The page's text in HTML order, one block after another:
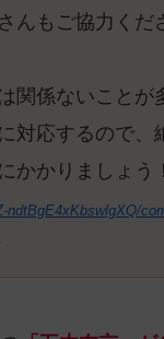
んもご協力くだ
関係ないこと
対応するので、
かかりましょう
ndtBgE4xKbswlgXQ/